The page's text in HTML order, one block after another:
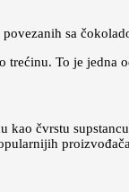
sa
trećinu. To je
kao čvrstu